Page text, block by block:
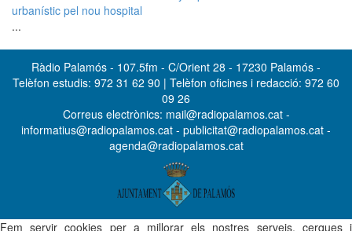
urbanístic pel nou hospital
...
Ràdio Palamós - 107.5fm - C/Orient 28 - 17230 Palamós -
Telèfon estudis: 972 31 62 90 | Telèfon oficines i redacció: 972 60
09 26
Correus electrònics: mail@radiopalamos.cat -
informatius@radiopalamos.cat - publicitat@radiopalamos.cat -
agenda@radiopalamos.cat
Fem servir cookies per a millorar els nostres serveis, cerques i